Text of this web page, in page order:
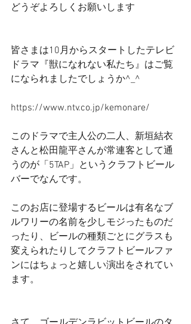
どうぞよろしくお願いします
皆さまは10月からスタートしたテレビ
ドラマ『獣になれない私たち』はご覧
になられましたでしょうか^_^
https://www.ntv.co.jp/kemonare/
このドラマで主人公の二人、新垣結衣
さんと松田龍平さんが常連客として通
うのが「5TAP」というクラフトビール
バーでなんです。
このお店に登場するビールは有名なブ
ルワリーの名前を少しモジったものだ
ったり、ビールの種類ごとにグラスも
変えられたりしてクラフトビールファ
ンにはちょっと嬉しい演出をされてい
ます。